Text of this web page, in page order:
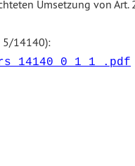
Umsetzung von Art.
5/14140):